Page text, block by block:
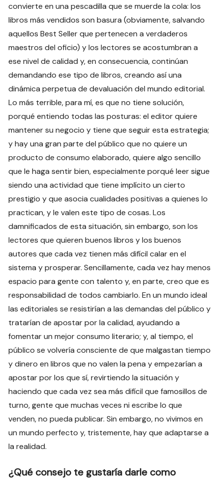
convierte en una pescadilla que se muerde la cola: los
libros más vendidos son basura (obviamente, salvando
aquellos Best Seller que pertenecen a verdaderos
maestros del oficio) y los lectores se acostumbran a
ese nivel de calidad y, en consecuencia, continúan
demandando ese tipo de libros, creando así una
dinámica perpetua de devaluación del mundo editorial.
Lo más terrible, para mí, es que no tiene solución,
porqué entiendo todas las posturas: el editor quiere
mantener su negocio y tiene que seguir esta estrategia;
y hay una gran parte del público que no quiere un
producto de consumo elaborado, quiere algo sencillo
que le haga sentir bien, especialmente porqué leer sigue
siendo una actividad que tiene implícito un cierto
prestigio y que asocia cualidades positivas a quienes lo
practican, y le valen este tipo de cosas. Los
damnificados de esta situación, sin embargo, son los
lectores que quieren buenos libros y los buenos
autores que cada vez tienen más difícil calar en el
sistema y prosperar. Sencillamente, cada vez hay menos
espacio para gente con talento y, en parte, creo que es
responsabilidad de todos cambiarlo. En un mundo ideal
las editoriales se resistirían a las demandas del público y
tratarían de apostar por la calidad, ayudando a
fomentar un mejor consumo literario; y, al tiempo, el
público se volvería consciente de que malgastan tiempo
y dinero en libros que no valen la pena y empezarían a
apostar por los que sí, revirtiendo la situación y
haciendo que cada vez sea más difícil que famosillos de
turno, gente que muchas veces ni escribe lo que
venden, no pueda publicar. Sin embargo, no vivimos en
un mundo perfecto y, tristemente, hay que adaptarse a
la realidad.
¿Qué consejo te gustaría darle como